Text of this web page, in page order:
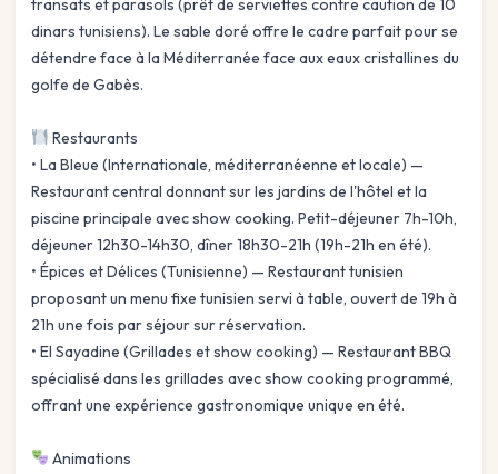
dinars tunisiens). Le sable doré offre le cadre parfait pour se
détendre face à la Méditerranée face aux eaux cristallines du
golfe de Gabès.
Restaurants
• La Bleue (Internationale, méditerranéenne et locale) —
Restaurant central donnant sur les jardins de l'hôtel et la
piscine principale avec show cooking. Petit-déjeuner 7h-10h,
déjeuner 12h30-14h30, dîner 18h30-21h (19h-21h en été).
• Épices et Délices (Tunisienne) — Restaurant tunisien
proposant un menu fixe tunisien servi à table, ouvert de 19h à
21h une fois par séjour sur réservation.
• El Sayadine (Grillades et show cooking) — Restaurant BBQ
spécialisé dans les grillades avec show cooking programmé,
offrant une expérience gastronomique unique en été.
Animations